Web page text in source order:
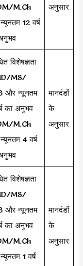
M.Ch
12 वर्ष
अनुसार
विशेषज्ञता
MS/
और न्यूनतम
का अनुभव
M.Ch
4 वर्ष
मानदंडों
के
अनुसार
विशेषज्ञता
MS/
और न्यूनतम
का अनुभव
M.Ch
1 वर्ष
मानदंडों
के
अनुसार